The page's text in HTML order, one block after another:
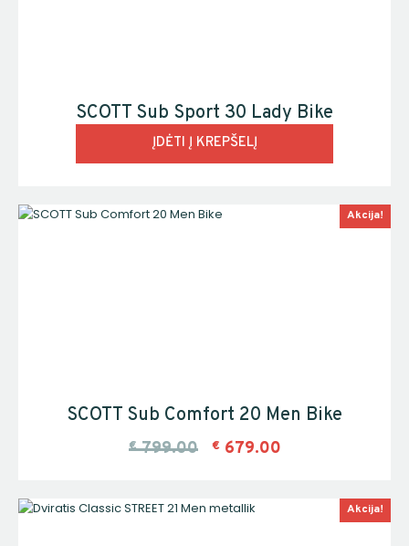
SCOTT Sub Sport 30 Lady Bike
ĮDĖTI Į KREPŠELĮ
Akcija!
SCOTT Sub Comfort 20 Men Bike
€ 799.00 € 679.00
Akcija!